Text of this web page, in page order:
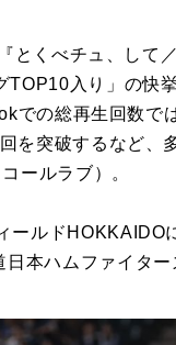
とくべチュ、して
TOP10入り」の快
での総再生回数で
を突破するなど
ールラブ）。
ールド
本ハムファイター